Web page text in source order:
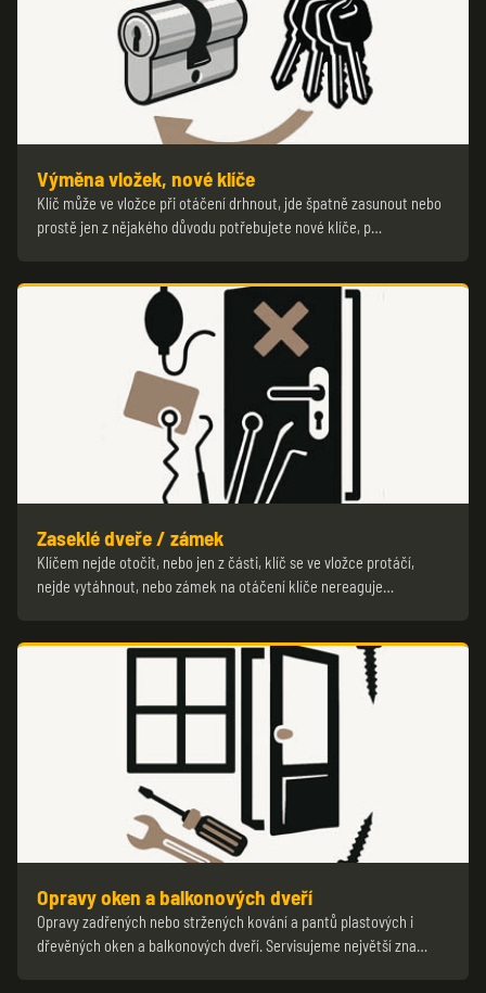
Výměna vložek, nové klíče
Klíč může ve vložce při otáčení drhnout, jde špatně zasunout nebo
prostě jen z nějakého důvodu potřebujete nové klíče, p…
Zaseklé dveře / zámek
Klíčem nejde otočit, nebo jen z části, klíč se ve vložce protáčí,
nejde vytáhnout, nebo zámek na otáčení klíče nereaguje…
Opravy oken a balkonových dveří
Opravy zadřených nebo stržených kování a pantů plastových i
dřevěných oken a balkonových dveří. Servisujeme největší zna…